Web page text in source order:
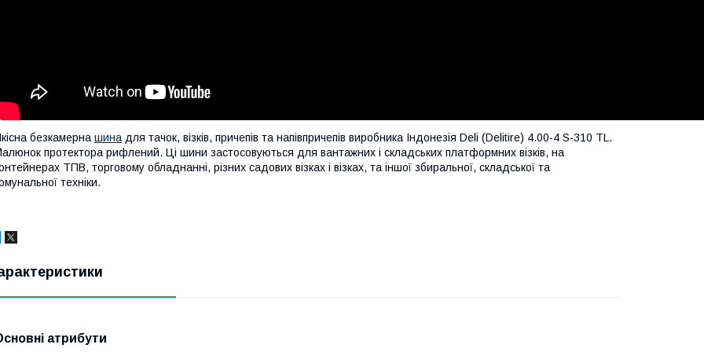
безкамерна шина для тачок, візків, причепів та напівпричепів виробника Індонезія Deli (Delitire) 4.00-4 S-310 TL.
протектора рифлений. Ці шини застосовуються для вантажних і складських платформних візків, на
ТПВ, торговому обладнанні, різних садових візках і візках, та іншої збиральної, складської та
техніки.
атрибути